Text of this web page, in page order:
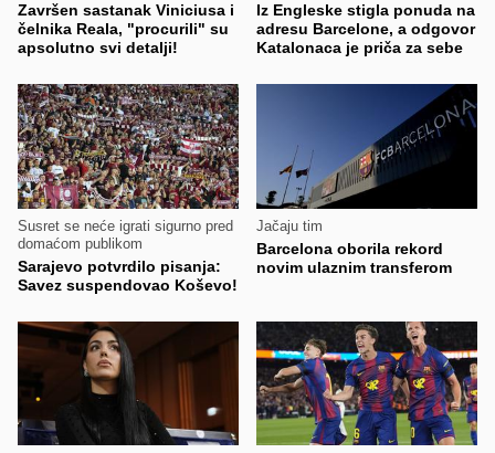
Završen sastanak Viniciusa i
čelnika Reala, "procurili" su
apsolutno svi detalji!
Iz Engleske stigla ponuda na
adresu Barcelone, a odgovor
Katalonaca je priča za sebe
Susret se neće igrati sigurno pred
domaćom publikom
Sarajevo potvrdilo pisanja:
Savez suspendovao Koševo!
Jačaju tim
Barcelona oborila rekord
novim ulaznim transferom